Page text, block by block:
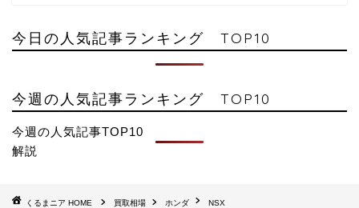
今日の人気記事ランキング TOP10
今週の人気記事ランキング TOP10
今週の人気記事TOP10
解説
HOME 買取相場 ホンダ NSX